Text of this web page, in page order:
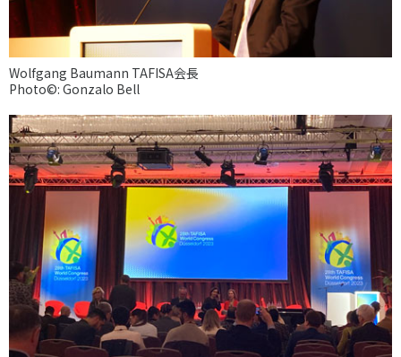
Wolfgang Baumann TAFISA会長
Photo©: Gonzalo Bell